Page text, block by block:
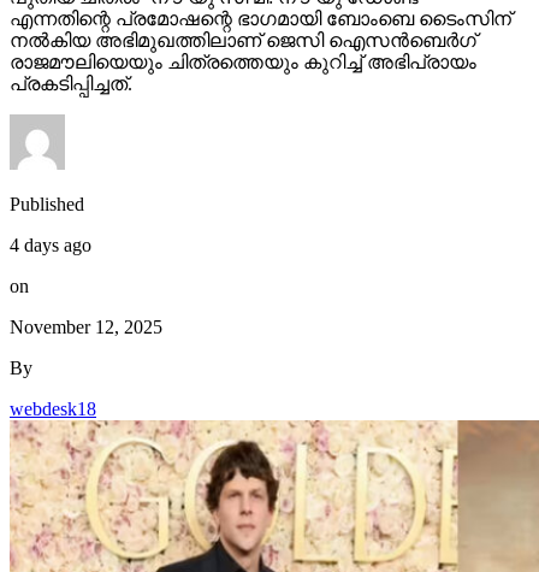
എന്നതിന്റെ പ്രമോഷന്റെ ഭാഗമായി ബോംബെ ടൈംസിന്
നല്‍കിയ അഭിമുഖത്തിലാണ് ജെസി ഐസന്‍ബെര്‍ഗ്
രാജമൗലിയെയും ചിത്രത്തെയും കുറിച്ച് അഭിപ്രായം
പ്രകടിപ്പിച്ചത്.
Published
4 days ago
on
November 12, 2025
By
webdesk18